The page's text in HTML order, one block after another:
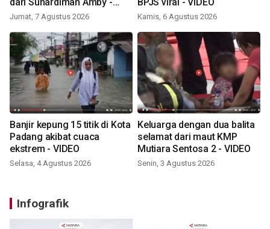
VIDEO
Jumat, 7 Agustus 2026 Kamis, 6 Agustus 2026
Banjir kepung 15 titik di Kota
Padang akibat cuaca
ekstrem - VIDEO
Selasa, 4 Agustus 2026
Keluarga dengan dua balita
selamat dari maut KMP
Mutiara Sentosa 2 - VIDEO
Senin, 3 Agustus 2026
Infografik